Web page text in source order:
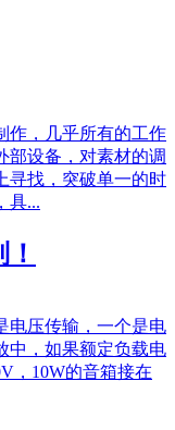
作，几乎所有的工作
部设备，对素材的调
寻找，突破单一的时
具...
电压传输，一个是电
中，如果额定负载电
，10W的音箱接在